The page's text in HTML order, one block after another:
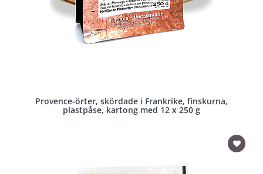
Provence-örter, skördade i Frankrike, finskurna,
plastpåse, kartong med 12 x 250 g